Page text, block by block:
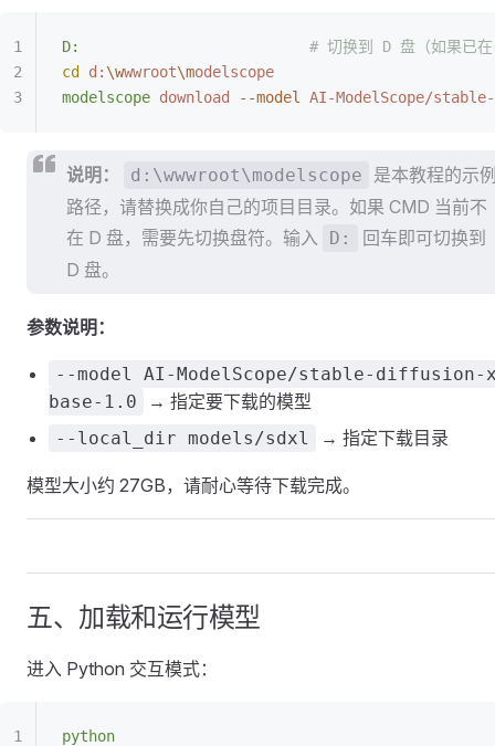
D:
# 切换到 D 盘（如果已在
cd
d: \wwwroot\modelscope
modelscope download --model AI-ModelScope/
说明： d:\wwwroot\modelscope
是本教程的示
路径，请替换成你自己的项目目录。如果 CMD 当前不
在 D 盘，需要先切换盘符。输入
D:
回车即可切换到
D 盘。
参数说明：
--model AI-ModelScope/stable-
base-1.0
→ 指定要下载的模型
--local_dir models/sdxl → 指定下载目录
模型大小约 27GB，请耐心等待下载完成。
五、加载和运行模型
进入 Python 交互模式：
python